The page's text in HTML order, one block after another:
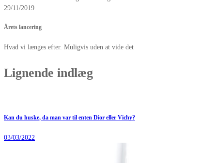
29/11/2019
Årets lancering
Hvad vi længes efter. Muligvis uden at vide det
Lignende indlæg
Kan du huske, da man var til enten Dior eller Vichy?
03/03/2022